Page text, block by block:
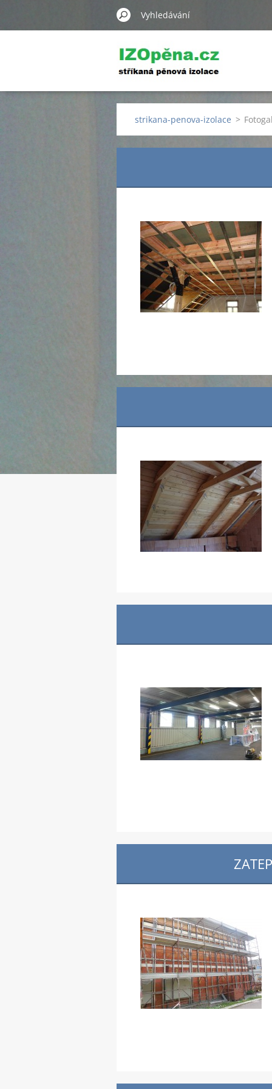
strikana-penova-izolace >